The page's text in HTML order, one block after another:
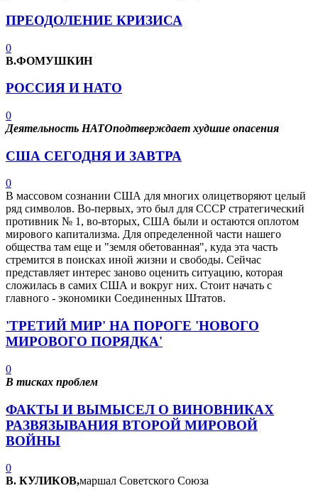
ПРЕОДОЛЕНИЕ КРИЗИСА
0
В.ФОМУШКИН
РОССИЯ И НАТО
0
Деятельность НАТОподтверждает худшие опасения
США СЕГОДНЯ И ЗАВТРА
0
В массовом сознании США для многих олицетворяют целый
ряд символов. Во-первых, это был для СССР стратегический
противник № 1, во-вторых, США были и остаются оплотом
мирового капитализма. Для определенной части нашего
общества там еще и "земля обетованная", куда эта часть
стремится в поисках иной жизни и свободы. Сейчас
представляет интерес заново оценить ситуацию, которая
сложилась в самих США и вокруг них. Стоит начать с
главного - экономики Соединенных Штатов.
'ТРЕТИЙ МИР' НА ПОРОГЕ 'НОВОГО
МИРОВОГО ПОРЯДКА'
0
В тисках проблем
ФАКТЫ И ВЫМЫСЕЛ О ВИНОВНИКАХ
РАЗВЯЗЫВАНИЯ ВТОРОЙ МИРОВОЙ
ВОЙНЫ
0
В. КУЛИКОВ,маршал Советского Союза